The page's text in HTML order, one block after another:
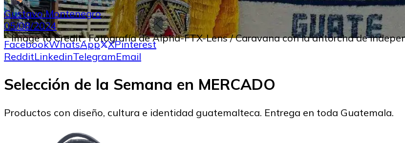
Gustavo Montenegro
05/08/2024
Image to Credit : Fotografía de Alpha-FTX-Lens / Caravana con la antorcha de
FacebookWhatsApp XPinterest
RedditLinkedinTelegramEmail
Selección de la Semana en MERCADO
Productos con diseño, cultura e identidad guatemalteca. Entrega en toda Guatemala.